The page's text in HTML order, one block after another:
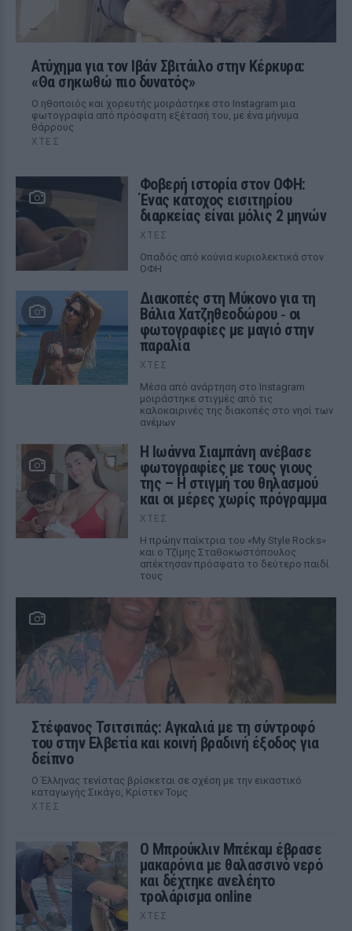
Ατύχημα για τον Ιβάν Σβιτάιλο στην Κέρκυρα:
«Θα σηκωθώ πιο δυνατός»
Ο ηθοποιός και χορευτής μοιράστηκε στο Instagram μια
φωτογραφία από πρόσφατη εξέτασή του, με ένα μήνυμα
θάρρους
ΧΤΕΣ
Φοβερή ιστορία στον ΟΦΗ:
Ένας κάτοχος εισιτηρίου
διαρκείας είναι μόλις 2 μηνών
ΧΤΕΣ
Οπαδός από κούνια κυριολεκτικά στον
ΟΦΗ
Διακοπές στη Μύκονο για τη
Βάλια Χατζηθεοδώρου ‑ οι
φωτογραφίες με μαγιό στην
παραλία
ΧΤΕΣ
Μέσα από ανάρτηση στο Instagram
μοιράστηκε στιγμές από τις
καλοκαιρινές της διακοπές στο νησί των
ανέμων
H Ιωάννα Σιαμπάνη ανέβασε
φωτογραφίες με τους γιους
της – Η στιγμή του θηλασμού
και οι μέρες χωρίς πρόγραμμα
ΧΤΕΣ
Η πρώην παίκτρια του «My Style Rocks»
και ο Τζίμης Σταθοκωστόπουλος
απέκτησαν πρόσφατα το δεύτερο παιδί
τους
Στέφανος Τσιτσιπάς: Αγκαλιά με τη σύντροφό
του στην Ελβετία και κοινή βραδινή έξοδος για
δείπνο
Ο Έλληνας τενίστας βρίσκεται σε σχέση με την εικαστικό
καταγωγής Σικάγο, Κρίστεν Τομς
ΧΤΕΣ
Ο Μπρούκλιν Μπέκαμ έβρασε
μακαρόνια με θαλασσινό νερό
και δέχτηκε ανελέητο
τρολάρισμα online
ΧΤΕΣ